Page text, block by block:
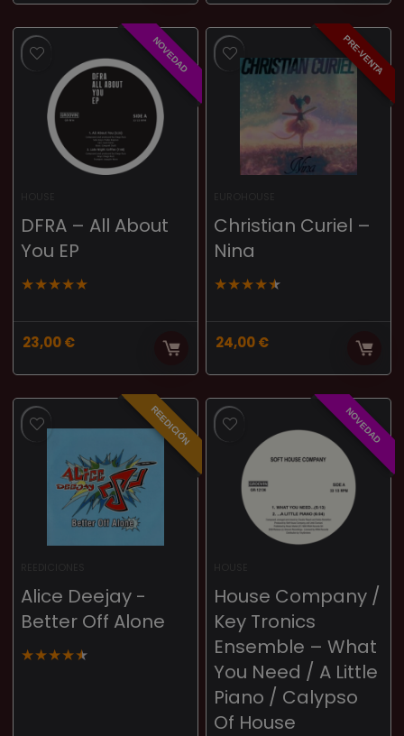
NOVEDAD
DFRA – All About
You EP
★★★★★
23,00€
PRE-VENTA
Christian Curiel –
Nina
★★★★★
24,00€
REEDICIÓN
Alice Deejay ‎-
Better Off Alone
★★★★★
NOVEDAD
House Company /
Key Tronics
Ensemble – What
You Need / A Little
Piano / Calypso
Of House